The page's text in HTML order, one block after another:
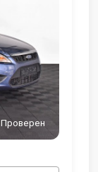
Проверен